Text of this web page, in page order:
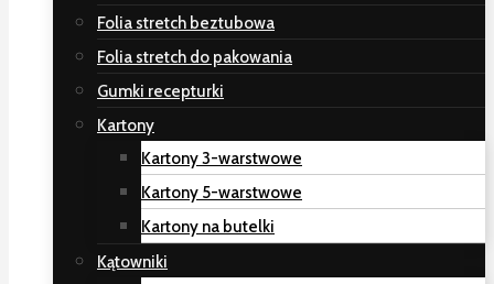
Folia stretch beztubowa
Folia stretch do pakowania
Gumki recepturki
Kartony
Kartony 3-warstwowe
Kartony 5-warstwowe
Kartony na butelki
Kątowniki